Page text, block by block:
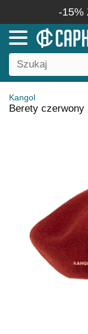
-15%
Kangol
Berety czerwony